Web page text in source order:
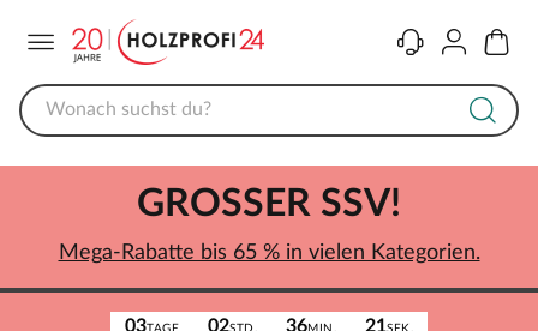
KontaktKonto
03TAGE 02STD. 36MIN. 21SEK.
GROSSER SSV!
Mega-Rabatte bis 65 % in vielen Kategorien.